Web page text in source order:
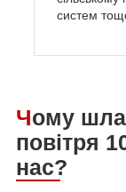
систем
Чому шланг для стисненого
повітря
нас?